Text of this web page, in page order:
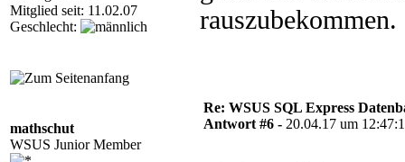
Mitglied seit: 11.02.07
Geschlecht:
rauszubekommen.
mathschut
WSUS Junior Member
Re: WSUS SQL Express
Antwort #6 - 20.04.17 um